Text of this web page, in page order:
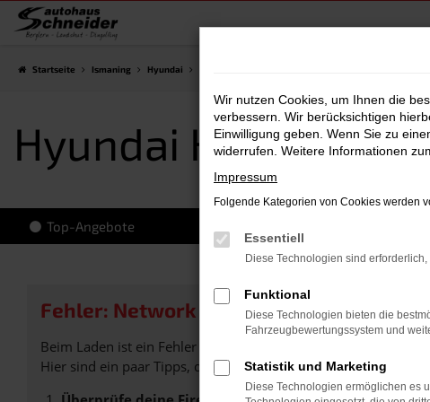
Zum
Startseite Ismaning Hyundai
Hyundai KONA
Top-Angebote
Fehler: Network Error
Beim Laden ist ein Fehler aufgetreten.
Hier sind ein paar Tipps, die dir helfen können:
Wir nutzen Cookies, um Ihnen die
verbessern. Wir berücksichtigen
Einwilligung geben. Wenn Sie zu
widerrufen. Weitere Informationen
Impressum
Folgende Kategorien von Cookies werden
Essentiell
Diese Technologien sind
Funktional
Diese Technologien bieten die
Fahrzeugbewertungssystem und
Statistik und Marketing
Diese Technologien ermöglichen es